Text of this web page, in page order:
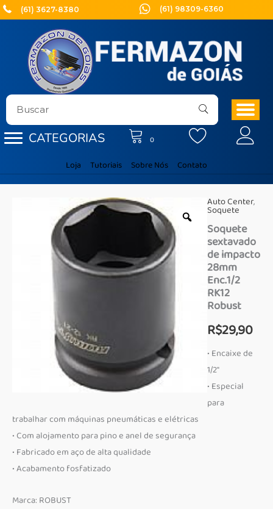
Ir
para
conteúdo
(61) 3627-8380 (61) 98309-6360
CATEGORIAS 0
Loja Tutoriais Sobre Nós Contato
Auto Center,
Soquete
Soquete
sextavado
de impacto
28mm
Enc.1/2
RK12
Robust
R$29,90
• Encaixe de
1/2″
• Especial
para
trabalhar com máquinas pneumáticas e elétricas
• Com alojamento para pino e anel de segurança
• Fabricado em aço de alta qualidade
• Acabamento fosfatizado
Marca: ROBUST